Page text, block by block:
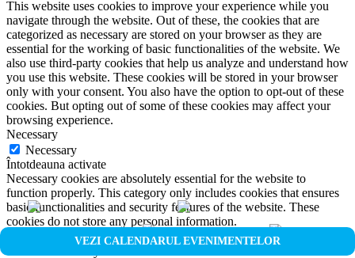
VEZI CALENDARUL EVENIMENTELOR
This website uses cookies to improve your experience while you
navigate through the website. Out of these, the cookies that are
categorized as necessary are stored on your browser as they are
essential for the working of basic functionalities of the website. We
also use third-party cookies that help us analyze and understand how
you use this website. These cookies will be stored in your browser
only with your consent. You also have the option to opt-out of these
cookies. But opting out of some of these cookies may affect your
browsing experience.
Necessary
Necessary
Întotdeauna activate
Necessary cookies are absolutely essential for the website to
function properly. This category only includes cookies that ensures
basic functionalities and security features of the website. These
cookies do not store any personal information.
Non-necessary